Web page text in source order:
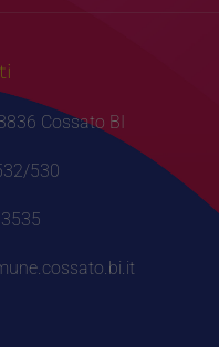
Cossato BI
530
funzionamento
del sito e non
possono
raccolgono